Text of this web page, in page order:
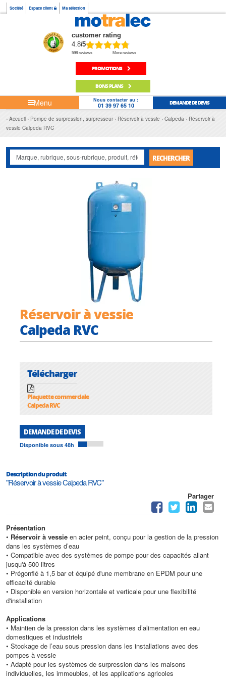
Société Espace client Ma sélection
customer rating
4.8/5
598 reviews More reviews
PROMOTIONS
BONS PLANS
Menu Nous contacter au :
01 39 97 65 10 DEMANDE DE DEVIS
Accueil Pompe de surpression, surpresseur Réservoir à vessie Calpeda
Réservoir à
vessie Calpeda RVC
RECHERCHER
Réservoir à vessie
Calpeda RVC
Télécharger
Plaquette commerciale
Calpeda RVC
DEMANDE DE DEVIS
Disponible sous 48h
Description du produit
"Réservoir à vessie Calpeda RVC"
Partager
Présentation
• Réservoir à vessie en acier peint, conçu pour la gestion de la pression
dans les systèmes d’eau
• Compatible avec des systèmes de pompe pour des capacités allant
jusqu'à 500 litres
• Prégonflé à 1,5 bar et équipé d'une membrane en EPDM pour une
efficacité durable
• Disponible en version horizontale et verticale pour une flexibilité
d'installation
Applications
• Maintien de la pression dans les systèmes d’alimentation en eau
domestiques et industriels
• Stockage de l’eau sous pression dans les installations avec des
pompes à vessie
• Adapté pour les systèmes de surpression dans les maisons
individuelles, les immeubles, et les applications agricoles